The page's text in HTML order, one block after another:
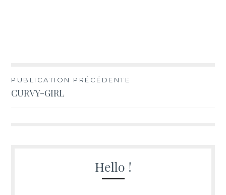
Navigation
de
PUBLICATION PRÉCÉDENTE
CURVY-GIRL
Hello !